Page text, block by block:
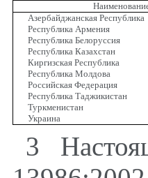
Азербайджанская Республика
Республика Армения
Республика Белоруссия
Республика Казахстан
Киргизская Республика
Республика Молдова
Российская Федерация
Республика Таджикистан
Туркменистан
Украина
3